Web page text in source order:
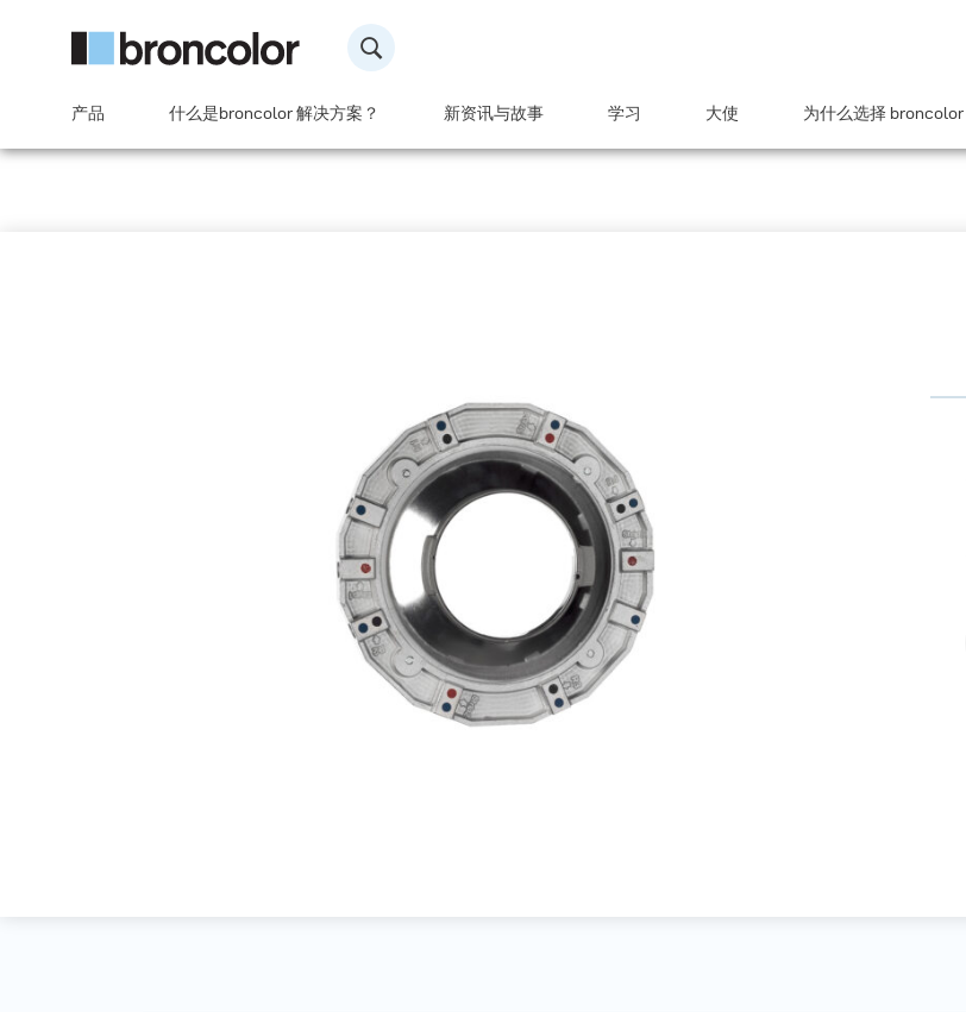
产品 什么是broncolor 解决方案？ 新资讯与故事 学习 大使 为什么选择 broncolor